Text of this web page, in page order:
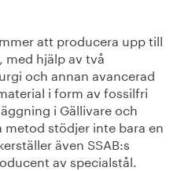
att producera upp till
med hjälp av två
och annan avancerad
i form av fossilfri
i Gällivare och
stödjer inte bara en
även SSAB:s
av specialstål.